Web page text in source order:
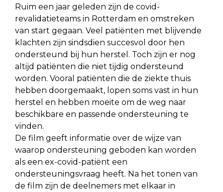
Ruim een jaar geleden zijn de covid-
revalidatieteams in Rotterdam en omstreken
van start gegaan. Veel patiënten met blijvende
klachten zijn sindsdien succesvol door hen
ondersteund bij hun herstel. Toch zijn er nog
altijd patiënten die niet tijdig ondersteund
worden. Vooral patiënten die de ziekte thuis
hebben doorgemaakt, lopen soms vast in hun
herstel en hebben moeite om de weg naar
beschikbare en passende ondersteuning te
vinden.
De film geeft informatie over de wijze van
waarop ondersteuning geboden kan worden
als een ex-covid-patiënt een
ondersteuningsvraag heeft. Na het tonen van
de film zijn de deelnemers met elkaar in